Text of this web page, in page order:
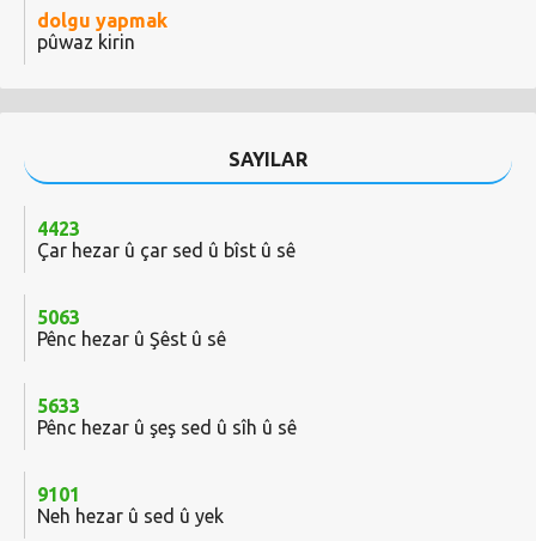
dolgu yapmak
pûwaz kirin
SAYILAR
4423
Çar hezar û çar sed û bîst û sê
5063
Pênc hezar û Şêst û sê
5633
Pênc hezar û şeş sed û sîh û sê
9101
Neh hezar û sed û yek